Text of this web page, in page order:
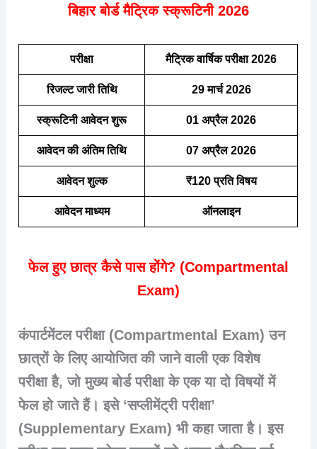
बिहार बोर्ड मैट्रिक स्क्रूटिनी 2026
परीक्षा मैट्रिक वार्षिक परीक्षा 2026
रिजल्ट जारी तिथि 29 मार्च 2026
स्क्रूटिनी आवेदन शुरू 01 अप्रैल 2026
आवेदन की अंतिम तिथि 07 अप्रैल 2026
आवेदन शुल्क ₹120 प्रति विषय
आवेदन माध्यम ऑनलाइन
फेल हुए छात्र कैसे पास होंगे? (Compartmental
Exam)
कंपार्टमेंटल परीक्षा (Compartmental Exam) उन
छात्रों के लिए आयोजित की जाने वाली एक विशेष
परीक्षा है, जो मुख्य बोर्ड परीक्षा के एक या दो विषयों में
फेल हो जाते हैं। इसे ‘सप्लीमेंट्री परीक्षा’
(Supplementary Exam) भी कहा जाता है। इस